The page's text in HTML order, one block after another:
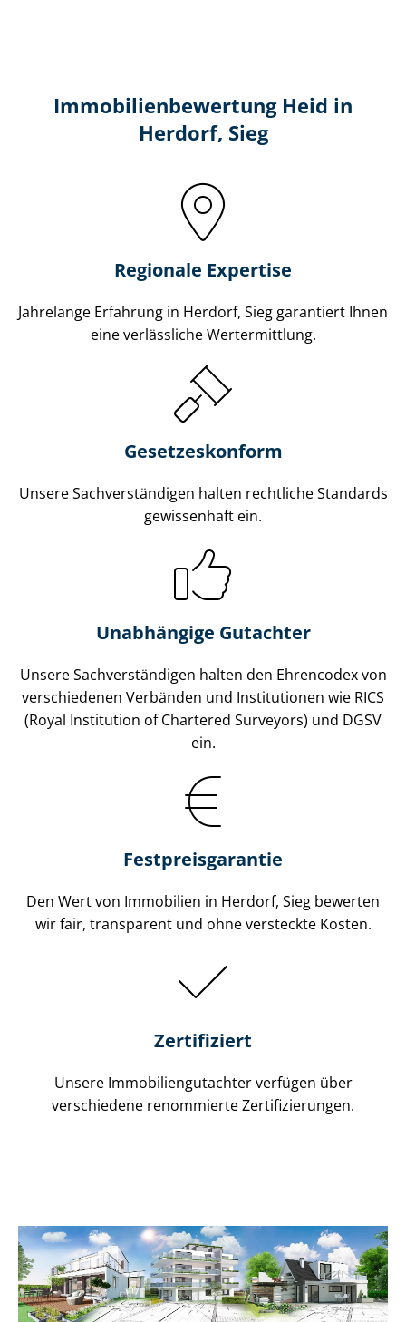
Immobilien­bewertung Heid in
Herdorf, Sieg
Regionale Expertise
Jahrelange Erfahrung in Herdorf, Sieg garantiert Ihnen
eine verlässliche Wertermittlung.
Gesetzes­konform
Unsere Sach­ver­stän­di­gen halten rechtliche Standards
gewissenhaft ein.
Unabhängige Gutachter
Unsere Sach­ver­stän­di­gen halten den Ehrencodex von
verschiedenen Verbänden und Institutionen wie RICS
(Royal Institution of Chartered Surveyors) und DGSV
ein.
Festpreis​garantie
Den Wert von Immobilien in Herdorf, Sieg bewerten
wir fair, transparent und ohne versteckte Kosten.
Zertifiziert
Unsere Immobilien­gutachter verfügen über
verschiedene renommierte Zer­ti­fi­zie­run­gen.